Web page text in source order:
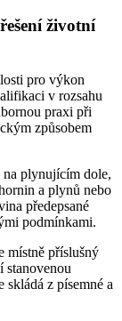
životní
pro výkon
v rozsahu
praxi při
způsobem
plynujícím dole,
a plynů nebo
předepsané
podmínkami.
místně příslušný
stanovenou
skládá z písemné a